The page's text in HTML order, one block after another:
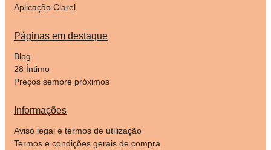
Aplicação Clarel
Páginas em destaque
Blog
28 Íntimo
Preços sempre próximos
Informações
Aviso legal e termos de utilização
Termos e condições gerais de compra